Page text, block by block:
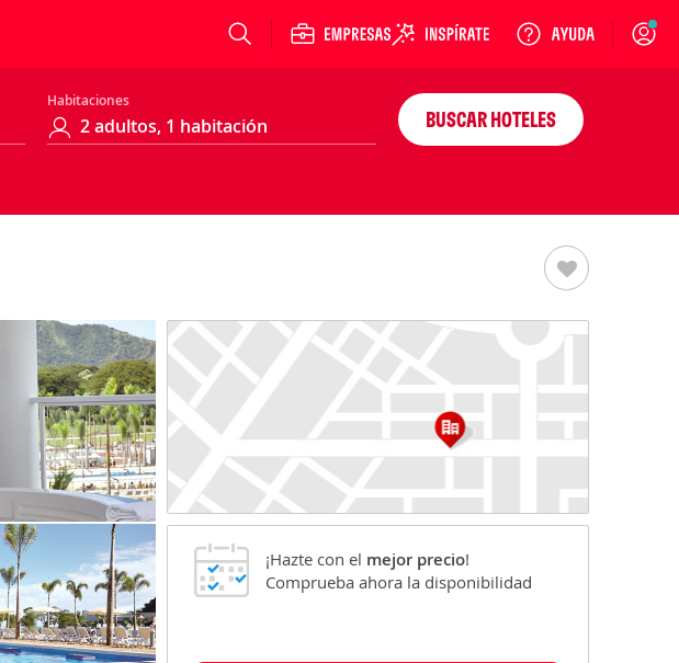
Login
Habitaciones
BUSCAR HOTELES
¡Hazte con el mejor precio!
Comprueba ahora la disponibilidad